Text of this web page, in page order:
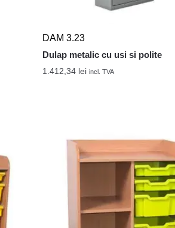
DAM 3.23
Dulap metalic cu usi si polite
1.412,34 lei incl. TVA